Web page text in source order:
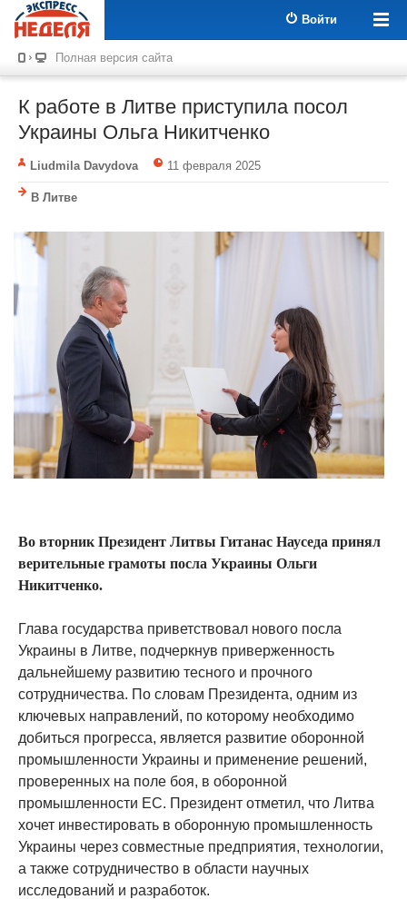
Войти
Полная версия сайта
К работе в Литве приступила посол
Украины Ольга Никитченко
Liudmila Davydova 11 февраля 2025
В Литве
Во вторник Президент Литвы Гитанас Науседа принял
верительные грамоты посла Украины Ольги
Никитченко.
Глава государства приветствовал нового посла
Украины в Литве, подчеркнув приверженность
дальнейшему развитию тесного и прочного
сотрудничества. По словам Президента, одним из
ключевых направлений, по которому необходимо
добиться прогресса, является развитие оборонной
промышленности Украины и применение решений,
проверенных на поле боя, в оборонной
промышленности ЕС. Президент отметил, что Литва
хочет инвестировать в оборонную промышленность
Украины через совместные предприятия, технологии,
а также сотрудничество в области научных
исследований и разработок.